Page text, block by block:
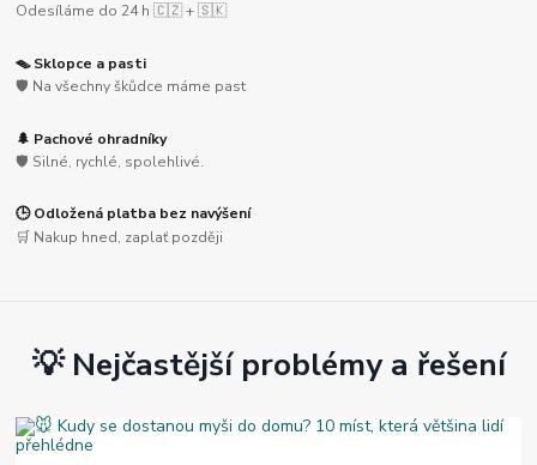
Odesíláme do 24 h 🇨🇿 + 🇸🇰
🪤 Sklopce a pasti
🛡️ Na všechny škůdce máme past
🌲 Pachové ohradníky
🛡️ Silné, rychlé, spolehlivé.
🕒 Odložená platba bez navýšení
🛒 Nakup hned, zaplať později
💡 Nejčastější problémy a řešení